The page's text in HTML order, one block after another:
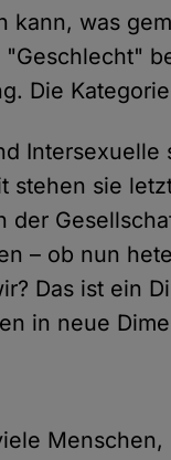
kann, was
Die
stehen sie
der
– ob nun
Das ist ein
in neue